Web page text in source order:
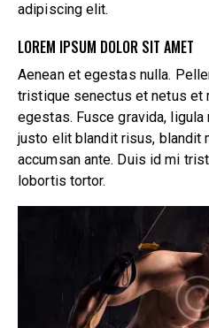
adipiscing elit.
LOREM IPSUM DOLOR SIT AMET
Aenean et egestas nulla.
tristique senectus et netus et
egestas. Fusce gravida,
justo elit blandit risus, blandit
accumsan ante. Duis id mi
lobortis tortor.